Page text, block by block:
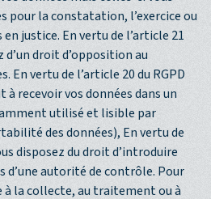
pour la constatation, l’exercice ou
justice. En vertu de l’article 21
d’un droit d’opposition au
En vertu de l’article 20 du RGPD
à recevoir vos données dans un
utilisé et lisible par
des données), En vertu de
disposez du droit d’introduire
d’une autorité de contrôle. Pour
la collecte, au traitement ou à